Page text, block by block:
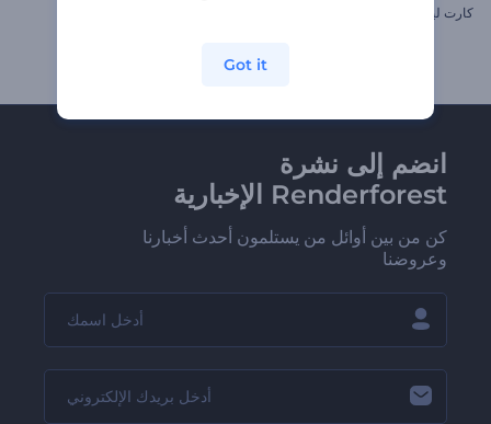
كارت ليلة عيد الفصح
انضم إلى نشرة
Renderforest الإخبارية
كن من بين أوائل من يستلمون أحدث أخبارنا
وعروضنا
Got it